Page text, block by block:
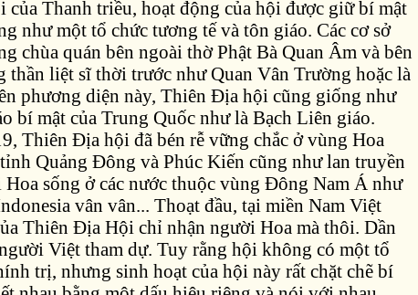
của Thanh triều, hoạt động của hội được giữ bí mật
như một tổ chức tương tế và tôn giáo. Các cơ sở
chùa quán bên ngoài thờ Phật Bà Quan Âm và bên
thần liệt sĩ thời trước như Quan Vân Trường hoặc là
phương diện này, Thiên Địa hội cũng giống như
bí mật của Trung Quốc như là Bạch Liên giáo.
Thiên Địa hội đã bén rễ vững chắc ở vùng Hoa
Quảng Đông và Phúc Kiến cũng như lan truyền
sống ở các nước thuộc vùng Đông Nam Á như
vân vân... Thoạt đầu, tại miền Nam Việt
Thiên Địa Hội chỉ nhận người Hoa mà thôi. Dần
Việt tham dự. Tuy rằng hội không có một tổ
trị, nhưng sinh hoạt của hội này rất chặt chẽ bí